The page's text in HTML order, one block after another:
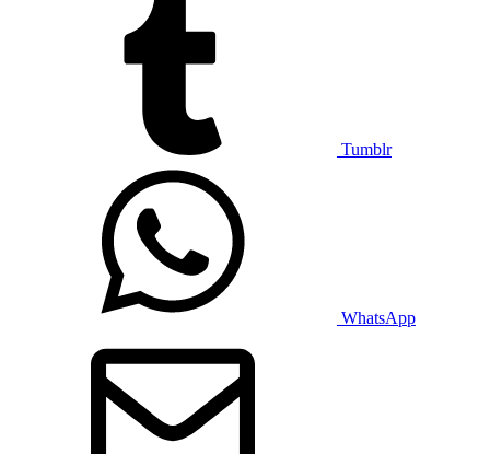
Tumblr
WhatsApp